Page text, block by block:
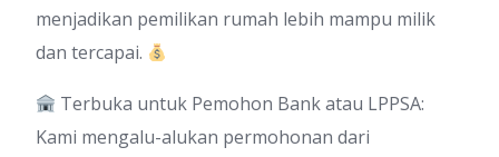
menjadikan pemilikan rumah lebih mampu milik
dan tercapai.
Terbuka untuk Pemohon Bank atau LPPSA:
Kami mengalu-alukan permohonan dari